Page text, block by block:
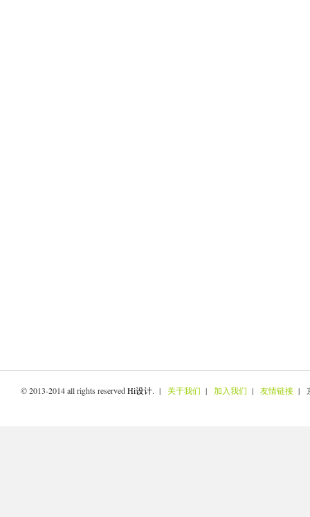
© 2013-2014 all rights reservedHi设计. | 关于我们 | 加入我们 | 友情链接 |